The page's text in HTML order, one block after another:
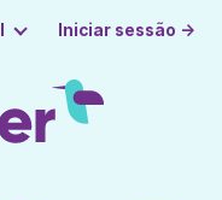
Iniciar sessão →